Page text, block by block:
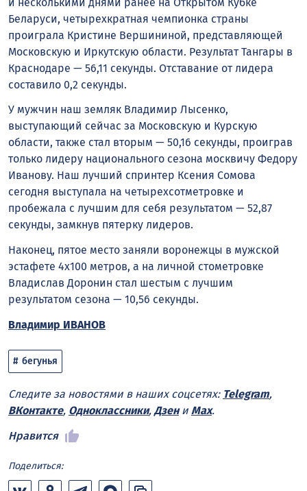
Беларуси, четырехкратная чемпионка страны
проиграла Кристине Вершининой, представляющей
Московскую и Иркутскую области. Результат Тангары в
Краснодаре — 56,11 секунды. Отставание от лидера
составило 0,2 секунды.
У мужчин наш земляк Владимир Лысенко,
выступающий сейчас за Московскую и Курскую
области, также стал вторым — 50,16 секунды, проиграв
только лидеру национального сезона москвичу Федору
Иванову. Наш лучший спринтер Ксения Сомова
сегодня выступала на четырехсотметровке и
пробежала с лучшим для себя результатом — 52,87
секунды, замкнув пятерку лидеров.
Наконец, пятое место заняли воронежцы в мужской
эстафете 4х100 метров, а на личной стометровке
Владислав Доронин стал шестым с лучшим
результатом сезона — 10,56 секунды.
Владимир ИВАНОВ
бегунья
Следите за новостями в наших соцсетях: Telegram,
ВКонтакте, Одноклассники, Дзени Max.
Нравится
Поделиться: